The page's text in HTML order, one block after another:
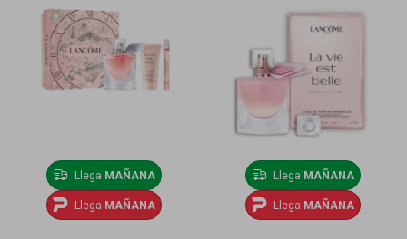
Llega MAÑANA
Llega MAÑANA
Llega MAÑANA
Llega MAÑANA